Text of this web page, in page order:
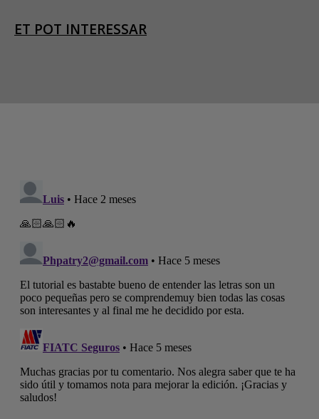
ET POT INTERESSAR